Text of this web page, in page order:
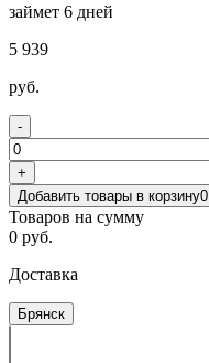
займет 6 дней
5 939
руб.
-
+
Добавить товары в корзину0
Товаров на сумму
0 руб.
Доставка
Брянск